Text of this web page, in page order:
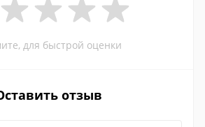
для быстрой оценки
отзыв